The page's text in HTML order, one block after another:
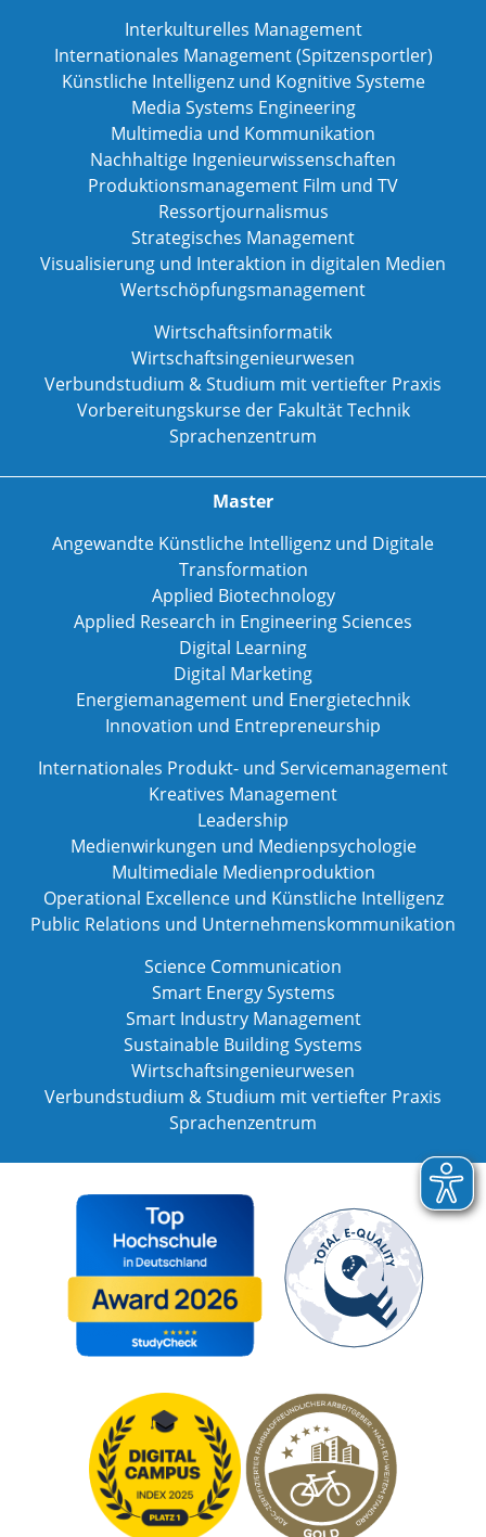
Interkulturelles Management
Internationales Management (Spitzensportler)
Künstliche Intelligenz und Kognitive Systeme
Media Systems Engineering
Multimedia und Kommunikation
Nachhaltige Ingenieurwissenschaften
Produktionsmanagement Film und TV
Ressortjournalismus
Strategisches Management
Visualisierung und Interaktion in digitalen Medien
Wertschöpfungsmanagement
Wirtschaftsinformatik
Wirtschaftsingenieurwesen
Verbundstudium & Studium mit vertiefter Praxis
Vorbereitungskurse der Fakultät Technik
Sprachenzentrum
Master
Angewandte Künstliche Intelligenz und Digitale
Transformation
Applied Biotechnology
Applied Research in Engineering Sciences
Digital Learning
Digital Marketing
Energiemanagement und Energietechnik
Innovation und Entrepreneurship
Internationales Produkt- und Servicemanagement
Kreatives Management
Leadership
Medienwirkungen und Medienpsychologie
Multimediale Medienproduktion
Operational Excellence und Künstliche Intelligenz
Public Relations und Unternehmenskommunikation
Science Communication
Smart Energy Systems
Smart Industry Management
Sustainable Building Systems
Wirtschaftsingenieurwesen
Verbundstudium & Studium mit vertiefter Praxis
Sprachenzentrum